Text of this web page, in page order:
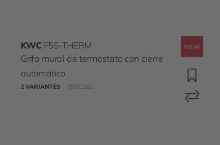
KWC F5S-THERM
Grifo mural de termostato con cierre
automático
2 VARIANTES F5ST2102